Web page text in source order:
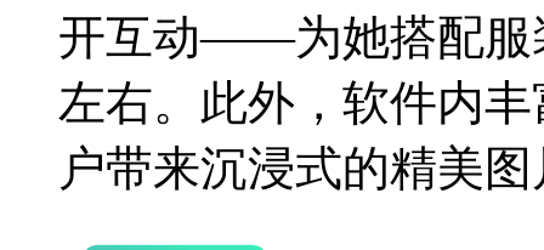
开互动——为她搭配服
左右。此外，软件内
户带来沉浸式的精美